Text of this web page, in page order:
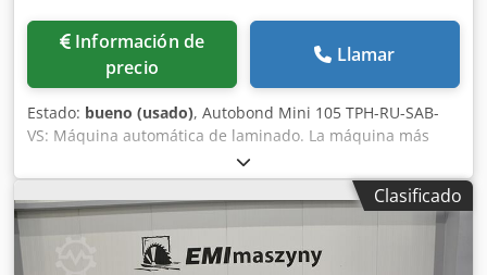
Información de
precio
Llamar
Estado: bueno (usado), Autobond Mini 105 TPH-RU-SAB-
VS: Máquina automática de laminado. La máquina más
eficiente del mercado, fabricada por un fabricante de
renombre. Esta máquina avanzada ofrece un alto
rendimiento gracias a un termostato de calefacción
externo. Fabricada en Gran Bretaña. Especificaciones
técnicas: Tamaño máximo de la hoja: 1060 mm x 1060 mm
Clasificado